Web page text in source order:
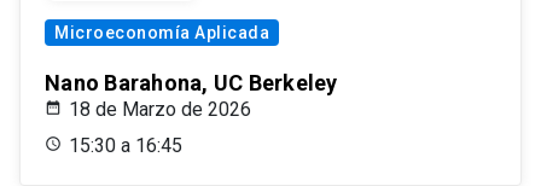
Microeconomía Aplicada
Nano Barahona, UC Berkeley
18 de Marzo de 2026
15:30 a 16:45